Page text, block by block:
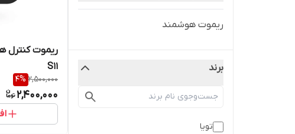
ریموت هوشمند
برند
تویا
S11
2,500,000
4%
2,400,000